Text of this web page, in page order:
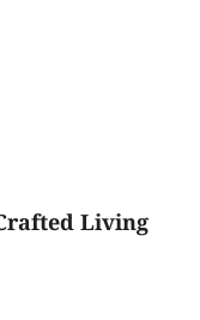
Living